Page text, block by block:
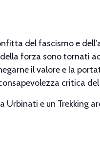
del fascismo e
forza sono tornati
il valore e la
critica
Urbinati e un Trekking